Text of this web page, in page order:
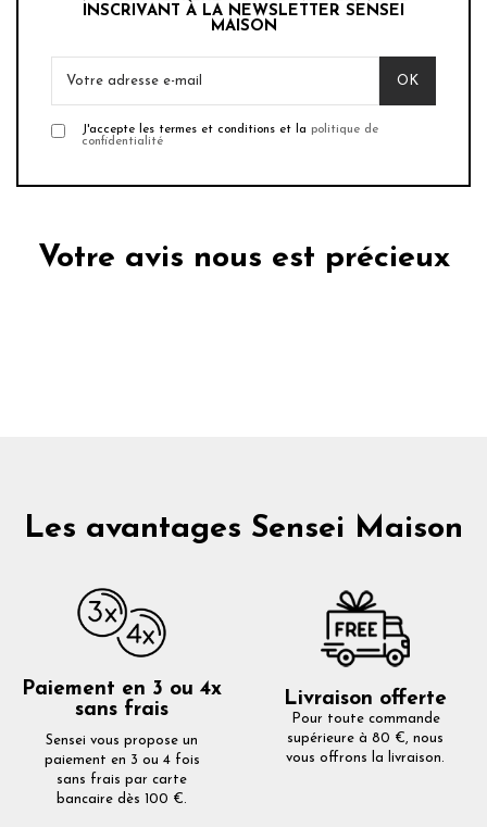
INSCRIVANT À LA NEWSLETTER SENSEI
MAISON
J'accepte les termes et conditions et la politique de
confidentialité
Votre avis nous est précieux
Les avantages Sensei Maison
Paiement en 3 ou 4x
sans frais
Sensei vous propose un
paiement en 3 ou 4 fois
sans frais par carte
bancaire dès 100 €.
Livraison offerte
Pour toute commande
supérieure à 80 €, nous
vous offrons la livraison.